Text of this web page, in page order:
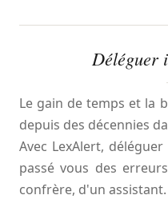
Déléguer
Le gain de temps et la
depuis des décennies
Avec LexAlert,
passé vous des
confrère, d'un assistant.